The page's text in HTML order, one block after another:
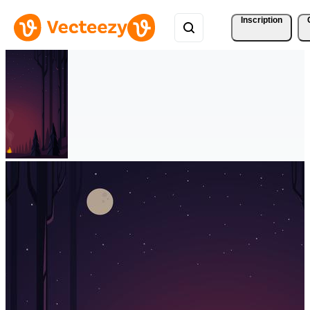
Inscription